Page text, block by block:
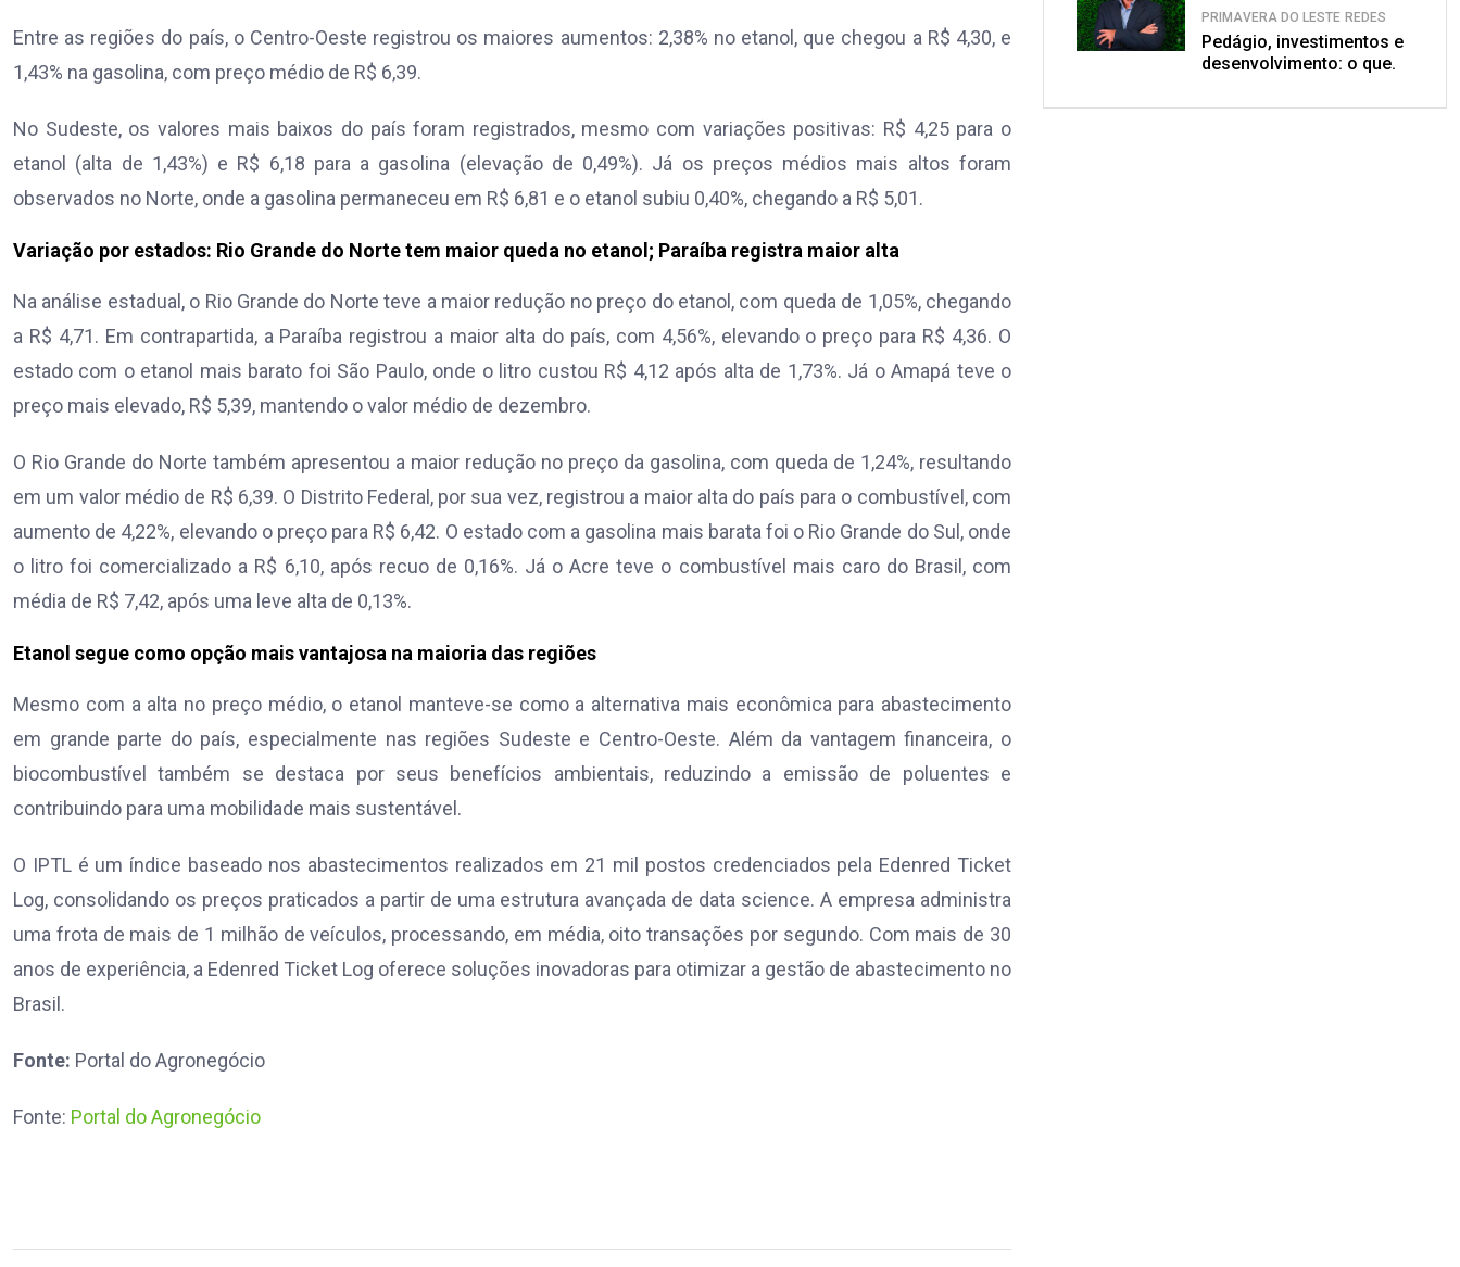
Entre as regiões do país, o Centro-Oeste registrou os maiores aumentos: 2,38% no etanol, que chegou a R$ 4,30, e
1,43% na gasolina, com preço médio de R$ 6,39.
No Sudeste, os valores mais baixos do país foram registrados, mesmo com variações positivas: R$ 4,25 para o
etanol (alta de 1,43%) e R$ 6,18 para a gasolina (elevação de 0,49%). Já os preços médios mais altos foram
observados no Norte, onde a gasolina permaneceu em R$ 6,81 e o etanol subiu 0,40%, chegando a R$ 5,01.
Variação por estados: Rio Grande do Norte tem maior queda no etanol; Paraíba registra maior alta
Na análise estadual, o Rio Grande do Norte teve a maior redução no preço do etanol, com queda de 1,05%, chegando
a R$ 4,71. Em contrapartida, a Paraíba registrou a maior alta do país, com 4,56%, elevando o preço para R$ 4,36. O
estado com o etanol mais barato foi São Paulo, onde o litro custou R$ 4,12 após alta de 1,73%. Já o Amapá teve o
preço mais elevado, R$ 5,39, mantendo o valor médio de dezembro.
O Rio Grande do Norte também apresentou a maior redução no preço da gasolina, com queda de 1,24%, resultando
em um valor médio de R$ 6,39. O Distrito Federal, por sua vez, registrou a maior alta do país para o combustível, com
aumento de 4,22%, elevando o preço para R$ 6,42. O estado com a gasolina mais barata foi o Rio Grande do Sul, onde
o litro foi comercializado a R$ 6,10, após recuo de 0,16%. Já o Acre teve o combustível mais caro do Brasil, com
média de R$ 7,42, após uma leve alta de 0,13%.
Etanol segue como opção mais vantajosa na maioria das regiões
Mesmo com a alta no preço médio, o etanol manteve-se como a alternativa mais econômica para abastecimento
em grande parte do país, especialmente nas regiões Sudeste e Centro-Oeste. Além da vantagem financeira, o
biocombustível também se destaca por seus benefícios ambientais, reduzindo a emissão de poluentes e
contribuindo para uma mobilidade mais sustentável.
O IPTL é um índice baseado nos abastecimentos realizados em 21 mil postos credenciados pela Edenred Ticket
Log, consolidando os preços praticados a partir de uma estrutura avançada de data science. A empresa administra
uma frota de mais de 1 milhão de veículos, processando, em média, oito transações por segundo. Com mais de 30
anos de experiência, a Edenred Ticket Log oferece soluções inovadoras para otimizar a gestão de abastecimento no
Brasil.
Fonte: Portal do Agronegócio
Fonte: Portal do Agronegócio
PRIMAVERA DO LESTE REDES
Pedágio, investimentos e
desenvolvimento: o que.